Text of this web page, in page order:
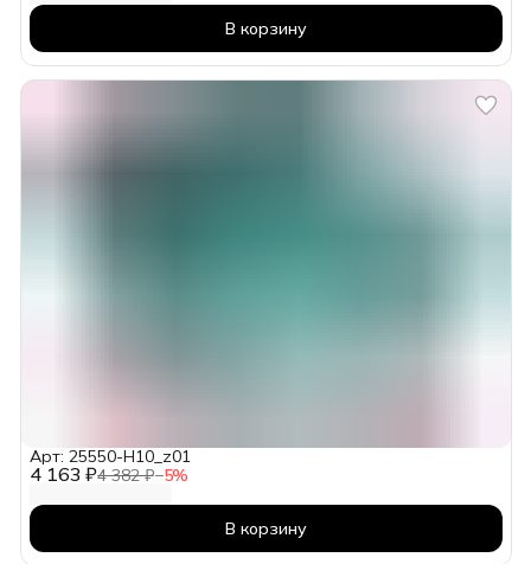
В корзину
4 163 ₽4 382 ₽−5%
Арт: 25550-H10_z01
В корзину